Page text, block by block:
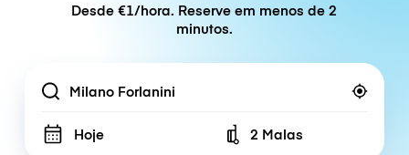
Desde €1/hora. Reserve em menos de 2
minutos.
Location
Hoje Number of bags
2 Malas